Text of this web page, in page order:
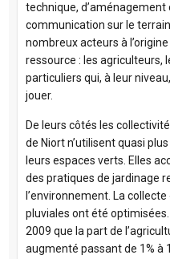
technique,
communication sur le
nombreux acteurs à
ressource : les agriculteurs,
particuliers qui, à leur
jouer.
De leurs côtés les
de Niort n’utilisent quasi
leurs espaces verts. Elles
des pratiques de jardinage
l’environnement. La
pluviales ont été
2009 que la part de
augmenté passant de 1% à